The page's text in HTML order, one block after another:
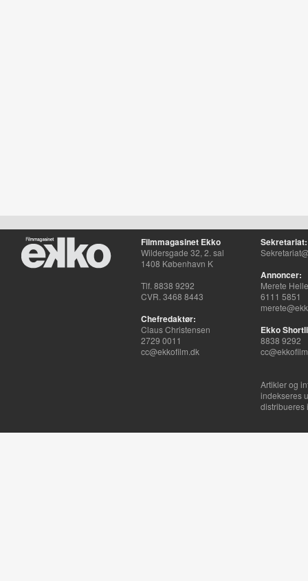
Filmmagasinet Ekko
Wildersgade 32, 2. sal
1408 København K
Tlf. 8838 9292
CVR. 3468 8443
Chefredaktør:
Claus Christensen
2729 0011
cc@ekkofilm.dk
Sekretariat:
Annoncer:
Merete
6111 5851
Ekko
8838 9292
Artikler og
indekseres
distribueres